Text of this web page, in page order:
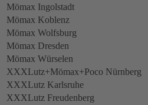
Mömax Ingolstadt
Mömax Koblenz
Mömax Wolfsburg
Mömax Dresden
Mömax Würselen
XXXLutz+Mömax+Poco Nürnberg
XXXLutz Karlsruhe
XXXLutz Freudenberg